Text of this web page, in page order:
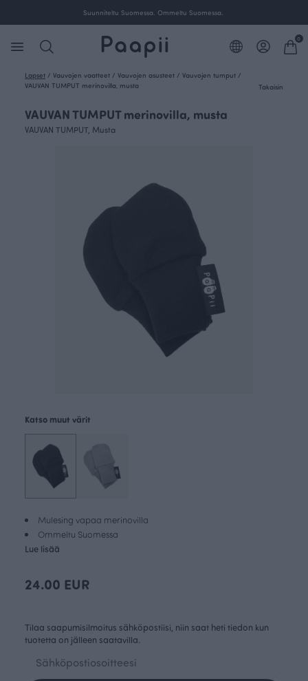
Suunniteltu Suomessa. Ommeltu Suomessa.
0
Lapset / Vauvojen vaatteet / Vauvojen asusteet / Vauvojen tumput /
VAUVAN TUMPUT merinovilla, musta
Takaisin
VAUVAN TUMPUT merinovilla, musta
VAUVAN TUMPUT, Musta
Mulesing vapaa merinovilla
Ommeltu Suomessa
Lue lisää
Katso muut värit
24.00 EUR
Tilaa saapumisilmoitus sähköpostiisi, niin saat heti tiedon kun
tuotetta on jälleen saatavilla.